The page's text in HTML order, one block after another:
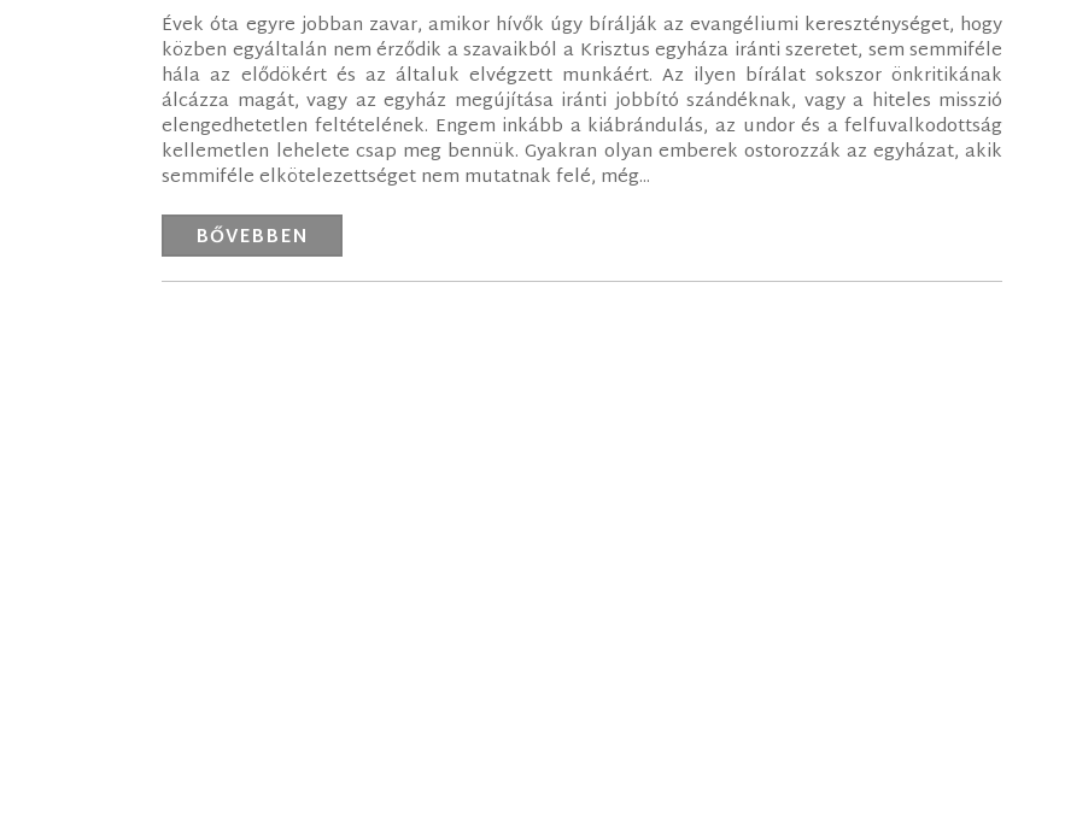
Évek óta egyre jobban zavar, amikor hívők úgy bírálják az evangéliumi kereszténységet, hogy
közben egyáltalán nem érződik a szavaikból a Krisztus egyháza iránti szeretet, sem semmiféle
hála az elődökért és az általuk elvégzett munkáért. Az ilyen bírálat sokszor önkritikának
álcázza magát, vagy az egyház megújítása iránti jobbító szándéknak, vagy a hiteles misszió
elengedhetetlen feltételének. Engem inkább a kiábrándulás, az undor és a felfuvalkodottság
kellemetlen lehelete csap meg bennük. Gyakran olyan emberek ostorozzák az egyházat, akik
semmiféle elkötelezettséget nem mutatnak felé, még...
BŐVEBBEN